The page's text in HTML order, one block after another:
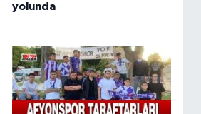
yolunda